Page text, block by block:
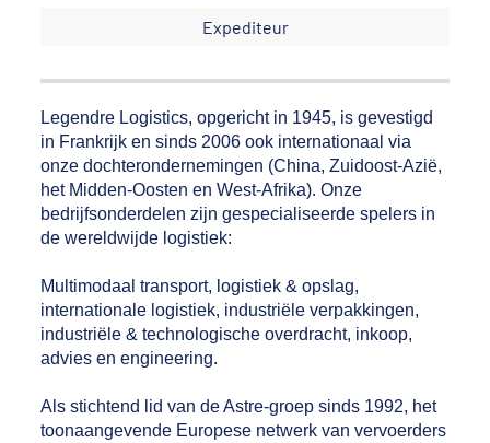
Expediteur
Legendre Logistics, opgericht in 1945, is gevestigd
in Frankrijk en sinds 2006 ook internationaal via
onze dochterondernemingen (China, Zuidoost-Azië,
het Midden-Oosten en West-Afrika). Onze
bedrijfsonderdelen zijn gespecialiseerde spelers in
de wereldwijde logistiek:
Multimodaal transport, logistiek & opslag,
internationale logistiek, industriële verpakkingen,
industriële & technologische overdracht, inkoop,
advies en engineering.
Als stichtend lid van de Astre-groep sinds 1992, het
toonaangevende Europese netwerk van vervoerders